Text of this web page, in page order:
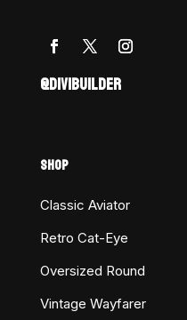
@DIVIBUILDER
SHOP
Classic Aviator
Retro Cat-Eye
Oversized Round
Vintage Wayfarer